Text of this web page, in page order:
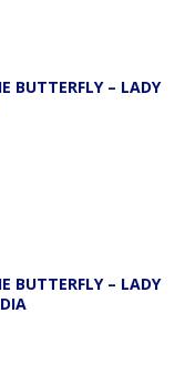
BUTTERFLY – LADY
BUTTERFLY – LADY